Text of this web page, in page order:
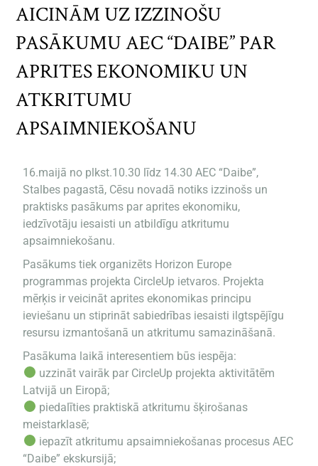
AICINĀM UZ IZZINOŠU
PASĀKUMU AEC “DAIBE” PAR
APRITES EKONOMIKU UN
ATKRITUMU
APSAIMNIEKOŠANU
16.maijā no plkst.10.30 līdz 14.30 AEC “Daibe”,
Stalbes pagastā, Cēsu novadā notiks izzinošs un
praktisks pasākums par aprites ekonomiku,
iedzīvotāju iesaisti un atbildīgu atkritumu
apsaimniekošanu.
Pasākums tiek organizēts Horizon Europe
programmas projekta CircleUp ietvaros. Projekta
mērķis ir veicināt aprites ekonomikas principu
ieviešanu un stiprināt sabiedrības iesaisti ilgtspējīgu
resursu izmantošanā un atkritumu samazināšanā.
Pasākuma laikā interesentiem būs iespēja:
uzzināt vairāk par CircleUp projekta aktivitātēm
Latvijā un Eiropā;
piedalīties praktiskā atkritumu šķirošanas
meistarklasē;
iepazīt atkritumu apsaimniekošanas procesus AEC
“Daibe” ekskursijā;